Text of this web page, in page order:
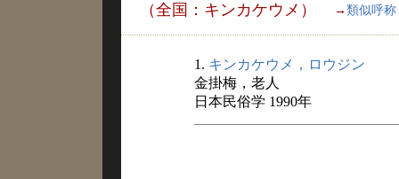
（全国：キンカケウメ） → 類似呼称
1. キンカケウメ，ロウジン
金掛梅，老人
日本民俗学 1990年